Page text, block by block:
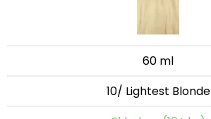
60 ml
10/ Lightest Blonde